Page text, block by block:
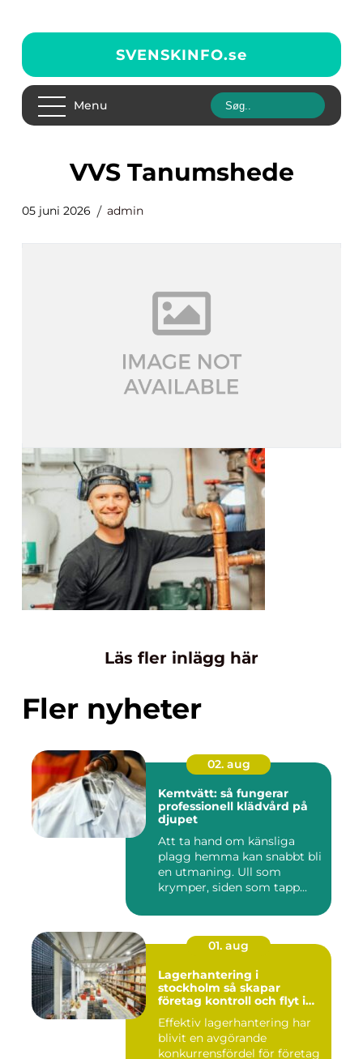
SVENSKINFO.se
Menu
VVS Tanumshede
05 juni 2026 admin
Läs fler inlägg här
Fler nyheter
02. aug
Kemtvätt: så fungerar
professionell klädvård på
djupet
Att ta hand om känsliga
plagg hemma kan snabbt bli
en utmaning. Ull som
krymper, siden som tapp...
01. aug
Lagerhantering i
stockholm så skapar
företag kontroll och flyt i
Effektiv lagerhantering har
blivit en avgörande
konkurrensfördel för företag